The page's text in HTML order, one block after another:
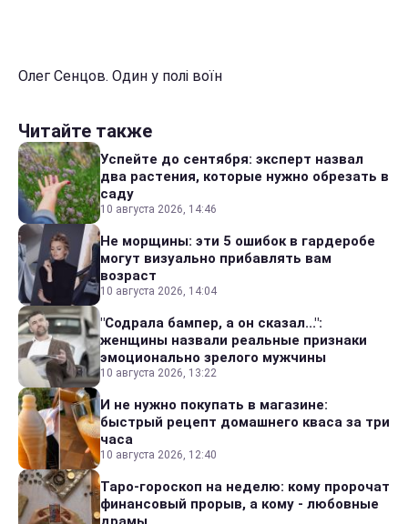
Олег Сенцов. Один у полі воїн
Читайте также
Успейте до сентября: эксперт назвал
два растения, которые нужно обрезать в
саду
10 августа 2026, 14:46
Не морщины: эти 5 ошибок в гардеробе
могут визуально прибавлять вам
возраст
10 августа 2026, 14:04
"Содрала бампер, а он сказал...":
женщины назвали реальные признаки
эмоционально зрелого мужчины
10 августа 2026, 13:22
И не нужно покупать в магазине:
быстрый рецепт домашнего кваса за три
часа
10 августа 2026, 12:40
Таро-гороскоп на неделю: кому пророчат
финансовый прорыв, а кому - любовные